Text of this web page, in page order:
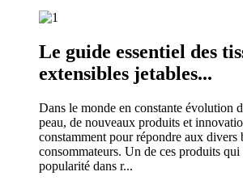
Le guide essentiel des
extensibles jetables...
Dans le monde en constante évolution
peau, de nouveaux produits et
constamment pour répondre aux divers
consommateurs. Un de ces produits qui
popularité dans r...